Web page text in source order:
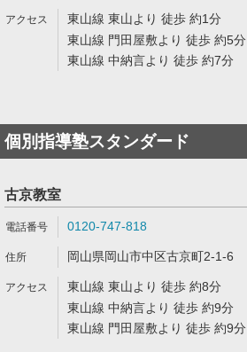
東山線 東山より 徒歩 約1分
東山線 門田屋敷より 徒歩 約5分
東山線 中納言より 徒歩 約7分
個別指導塾スタンダード
古京教室
0120-747-818
岡山県岡山市中区古京町2-1-6
東山線 東山より 徒歩 約8分
東山線 中納言より 徒歩 約9分
東山線 門田屋敷より 徒歩 約9分